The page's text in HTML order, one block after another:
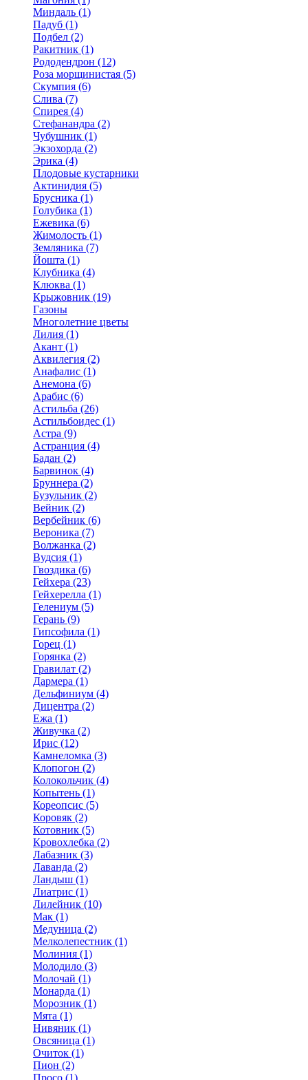
Миндаль (1)
Падуб (1)
Подбел (2)
Ракитник (1)
Рододендрон (12)
Роза морщинистая (5)
Скумпия (6)
Слива (7)
Спирея (4)
Стефанандра (2)
Чубушник (1)
Экзохорда (2)
Эрика (4)
Плодовые кустарники
Актинидия (5)
Брусника (1)
Голубика (1)
Ежевика (6)
Жимолость (1)
Земляника (7)
Йошта (1)
Клубника (4)
Клюква (1)
Крыжовник (19)
Газоны
Многолетние цветы
Лилия (1)
Акант (1)
Аквилегия (2)
Анафалис (1)
Анемона (6)
Арабис (6)
Астильба (26)
Астильбоидес (1)
Астра (9)
Астранция (4)
Бадан (2)
Барвинок (4)
Бруннера (2)
Бузульник (2)
Вейник (2)
Вербейник (6)
Вероника (7)
Волжанка (2)
Вудсия (1)
Гвоздика (6)
Гейхера (23)
Гейхерелла (1)
Гелениум (5)
Герань (9)
Гипсофила (1)
Горец (1)
Горянка (2)
Гравилат (2)
Дармера (1)
Дельфиниум (4)
Дицентра (2)
Ежа (1)
Живучка (2)
Ирис (12)
Камнеломка (3)
Клопогон (2)
Колокольчик (4)
Копытень (1)
Кореопсис (5)
Коровяк (2)
Котовник (5)
Кровохлебка (2)
Лабазник (3)
Лаванда (2)
Ландыш (1)
Лиатрис (1)
Лилейник (10)
Мак (1)
Медуница (2)
Мелколепестник (1)
Молиния (1)
Молодило (3)
Молочай (1)
Монарда (1)
Морозник (1)
Мята (1)
Нивяник (1)
Овсяница (1)
Очиток (1)
Пион (2)
Просо (1)